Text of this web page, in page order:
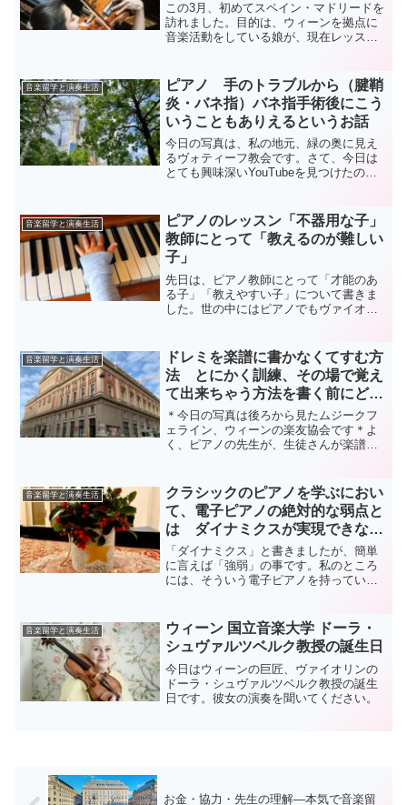
この3月、初めてスペイン・マドリードを
訪れました。目的は、ウィーンを拠点に
音楽活動をしている娘が、現在レッスン
を実際にこの目で見ることでした。マド
リードでの娘の新たな音...
音楽留学と演奏生活
ピアノ 手のトラブルから（腱鞘
炎・バネ指）バネ指手術後にこう
いうこともありえるというお話
今日の写真は、私の地元、緑の奥に見え
るヴォティーフ教会です。さて、今日は
とても興味深いYouTubeを見つけたの
ば、経済評論家としてご存知の方も多い
と思います。もちろんこ...
音楽留学と演奏生活
ピアノのレッスン「不器用な子」
教師にとって「教えるのが難しい
子」
先日は、ピアノ教師にとって「才能のあ
る子」「教えやすい子」について書きま
した。世の中にはピアノでもヴァイオリ
ヴァイオリンを弾いてたんじゃないの？
みたいな子供が結構います...
音楽留学と演奏生活
ドレミを楽譜に書かなくてすむ方
法 とにかく訓練、その場で覚え
て出来ちゃう方法を書く前にどび
っくりの生徒の話
＊今日の写真は後ろから見たムジークフ
ェライン、ウィーンの楽友協会です＊よ
く、ピアノの先生が、生徒さんが楽譜に
が、私にもあります。その経験。ある程
度ピアノを習っているティー...
音楽留学と演奏生活
クラシックのピアノを学ぶにおい
て、電子ピアノの絶対的な弱点と
は ダイナミクスが実現できない
ということ
「ダイナミクス」と書きましたが、簡単
に言えば「強弱」の事です。私のところ
には、そういう電子ピアノを持っている
なんです、安値の電子ピアノとは、押す
と「ブー」っと音が出て、...
音楽留学と演奏生活
ウィーン 国立音楽大学 ドーラ・
シュヴァルツベルク教授の誕生日
今日はウィーンの巨匠、ヴァイオリンの
ドーラ・シュヴァルツベルク教授の誕生
日です。彼女の演奏を聞いてください。
お金・協力・先生の理解―本気で音楽留